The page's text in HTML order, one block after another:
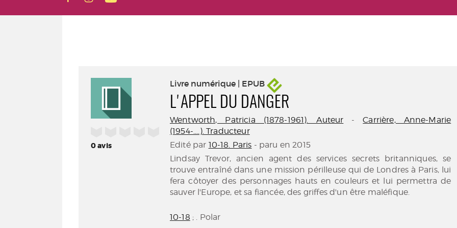
0avis
Livre numérique | EPUB
L'APPEL DU DANGER
Wentworth, Patricia (1878-1961). Auteur -Carrière, Anne-Marie
(1954-....). Traducteur
Edité par 10-18. Paris - paru en 2015
Lindsay Trevor, ancien agent des services secrets britanniques, se
trouve entraîné dans une mission périlleuse qui de Londres à Paris, lui
fera côtoyer des personnages hauts en couleurs et lui permettra de
sauver l'Europe, et sa fiancée, des griffes d'un être maléfique.
10-18 ; . Polar